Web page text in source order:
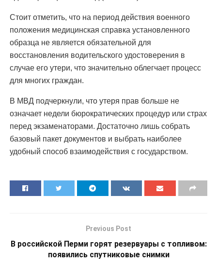
Стоит отметить, что на период действия военного
положения медицинская справка установленного
образца не является обязательной для
восстановления водительского удостоверения в
случае его утери, что значительно облегчает процесс
для многих граждан.
В МВД подчеркнули, что утеря прав больше не
означает недели бюрократических процедур или страх
перед экзаменаторами. Достаточно лишь собрать
базовый пакет документов и выбрать наиболее
удобный способ взаимодействия с государством.
Previous Post
В российской Перми горят резервуары с топливом:
появились спутниковые снимки